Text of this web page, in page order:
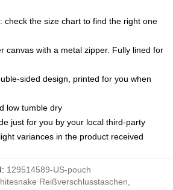
check the size chart to find the right one
canvas with a metal zipper. Fully lined for
sided design, printed for you when
low tumble dry
just for you by your local third-party
variances in the product received
: 129514589-US-pouch
Reißverschlusstaschen